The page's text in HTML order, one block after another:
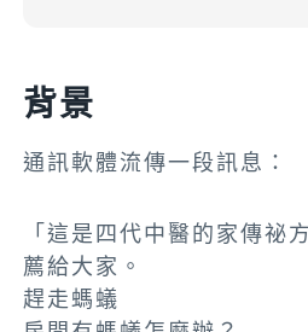
背景
通訊軟體流傳一段訊息：
「這是四代中醫的家傳祕
薦給大家。
趕走螞蟻